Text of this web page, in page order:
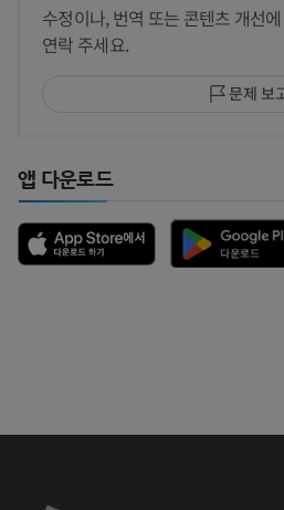
수정이나, 번역 또는 콘텐츠 개선
연락 주세요.
문제 보
앱 다운로드